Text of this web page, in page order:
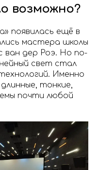
возможно?
появилась ещё в
мастера школы
ван дер Роэ. Но по-
свет стал
Именно
тонкие,
почти любой